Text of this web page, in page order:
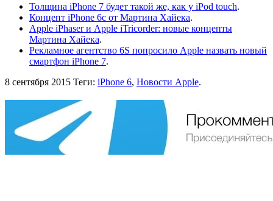
Толщина iPhone 7 будет такой же, как у iPod touch.
Концепт iPhone 6c от Мартина Хайека.
Apple iPhaser и Apple iTricorder: новые концепты
Мартина Хайека.
Рекламное агентство 6S попросило Apple назвать новый
смартфон iPhone 7.
8 сентября 2015 Теги: iPhone 6, Новости Apple.